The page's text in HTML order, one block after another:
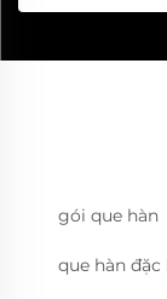
gói que hàn
que hàn đặc